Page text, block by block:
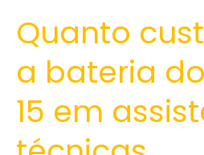
Quanto
a bateria
15 em